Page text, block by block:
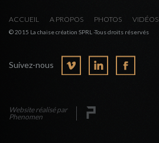
ACCUEIL A PROPOS PHOTOS VIDÉOS
© 2015 La chaise création SPRL -Tous droits réservés
Suivez-nous
Website réalisé par
Phenomen